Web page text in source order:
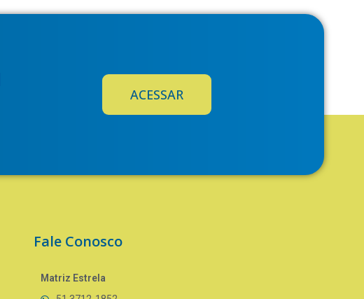
ACESSAR
Fale Conosco
Matriz Estrela